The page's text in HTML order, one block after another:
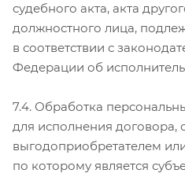
судебного акта, акта
должностного лица,
в соответствии с
Федерации об
7.4. Обработка
для исполнения договора,
выгодоприобретателем
по которому является